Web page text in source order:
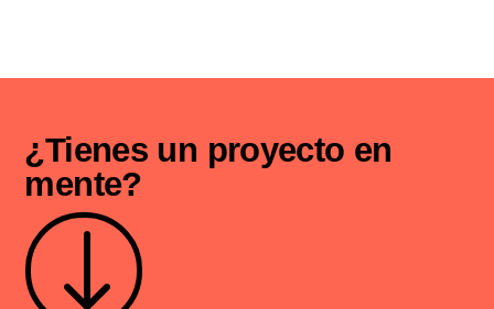
¿Tienes un proyecto en
mente?
"